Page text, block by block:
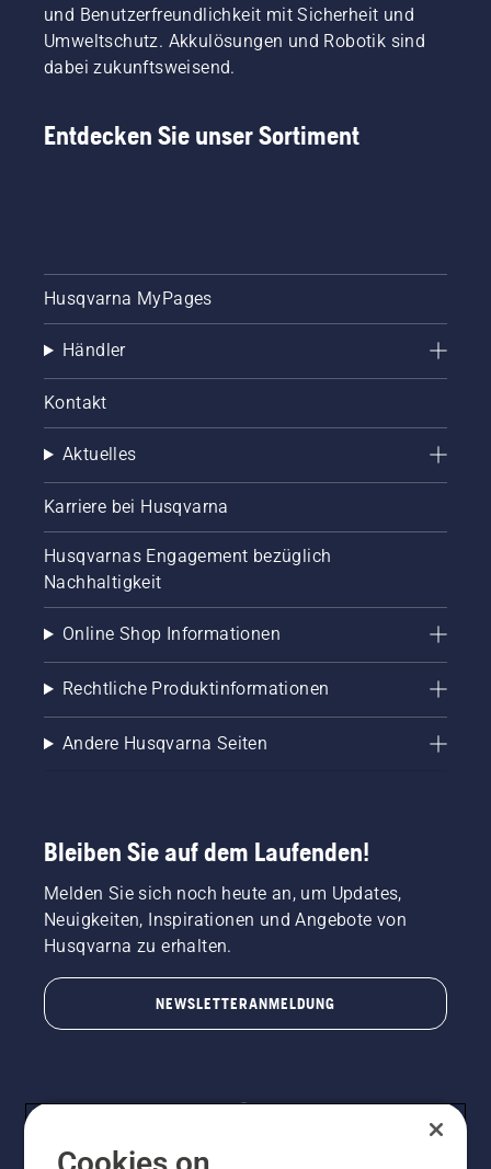
und Benutzerfreundlichkeit mit Sicherheit und
Umweltschutz. Akkulösungen und Robotik sind
dabei zukunftsweisend.
Entdecken Sie unser Sortiment
Husqvarna MyPages
Händler
Kontakt
Aktuelles
Karriere bei Husqvarna
Husqvarnas Engagement bezüglich
Nachhaltigkeit
Online Shop Informationen
Rechtliche Produktinformationen
Andere Husqvarna Seiten
Bleiben Sie auf dem Laufenden!
Melden Sie sich noch heute an, um Updates,
Neuigkeiten, Inspirationen und Angebote von
Husqvarna zu erhalten.
NEWSLETTERANMELDUNG